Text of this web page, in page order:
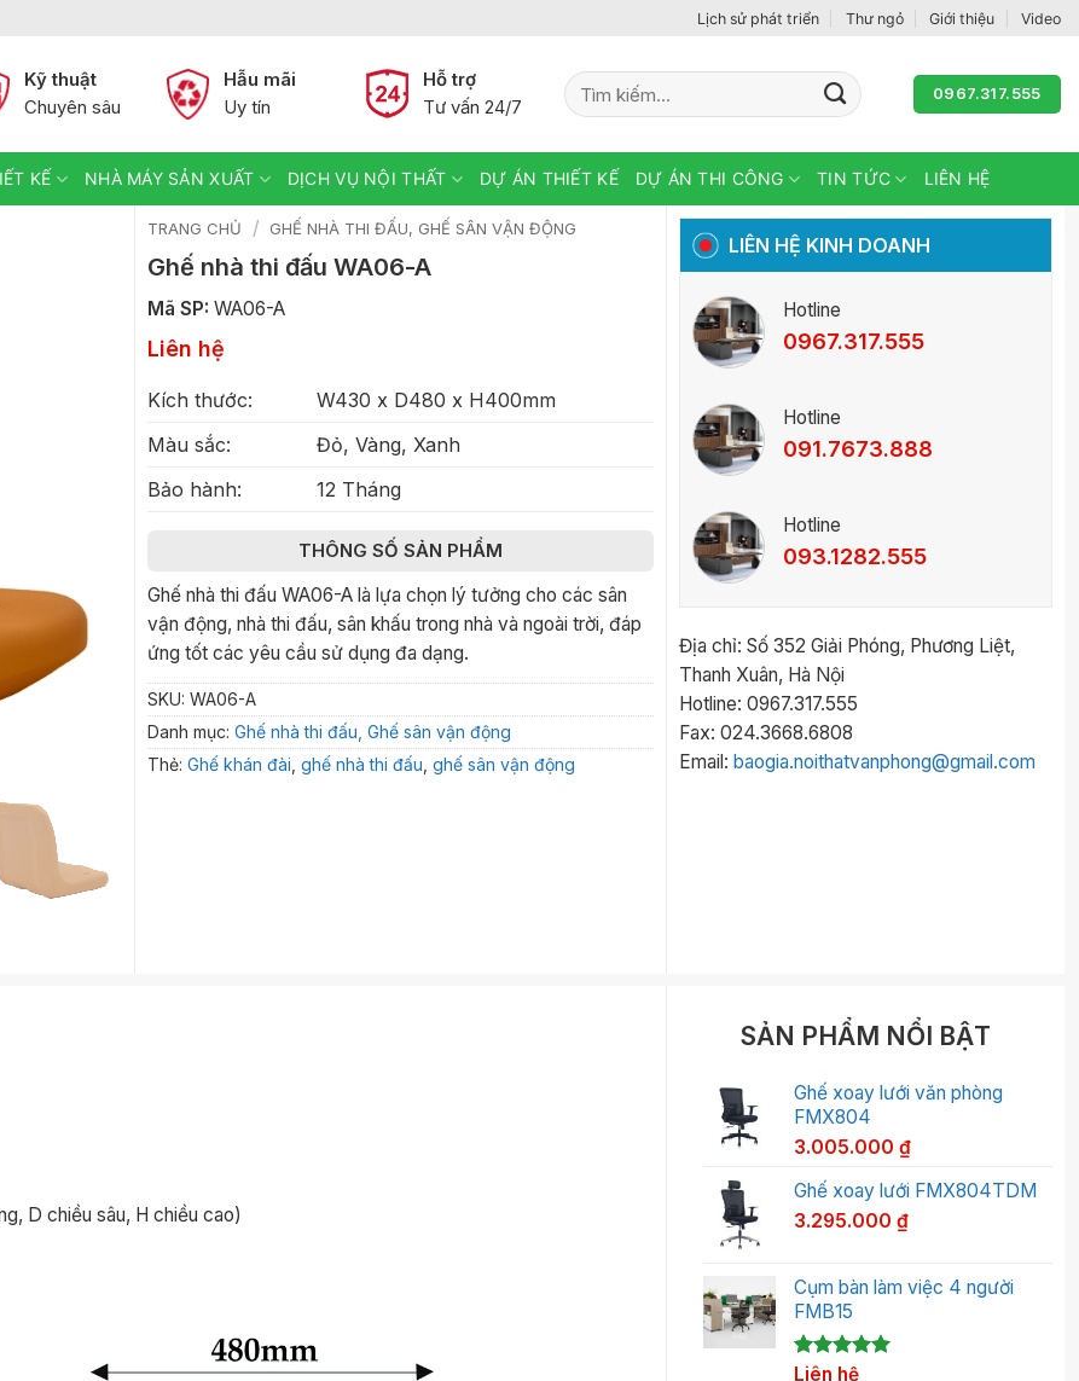
Lịch sử phát triển Thư ngỏ Giới thiệu Video
Kỹ thuật
Chuyên sâu
Hẫu mãi
Uy tín
Hỗ trợ
Tư vấn 24/7
Tìm
kiếm:
0967.317.555
KẾ NHÀ MÁY SẢN XUẤT DỊCH VỤ NỘI THẤT DỰ ÁN THIẾT KẾ DỰ ÁN THI CÔNG TIN TỨC LIÊN HỆ
TRANG CHỦ / GHẾ NHÀ THI ĐẤU, GHẾ SÂN VẬN ĐỘNG
Ghế nhà thi đấu WA06-A
Mã SP: WA06-A
Liên hệ
Kích thước:
W430 x D480 x H400mm
Màu sắc:
Đỏ, Vàng, Xanh
Bảo hành:
12 Tháng
THÔNG SỐ SẢN PHẨM
Ghế nhà thi đấu WA06-A là lựa chọn lý tưởng cho các sân
vận động, nhà thi đấu, sân khấu trong nhà và ngoài trời, đáp
ứng tốt các yêu cầu sử dụng đa dạng.
SKU: WA06-A
Danh mục: Ghế nhà thi đấu, Ghế sân vận động
Thẻ: Ghế khán đài ghế nhà thi đấu ghế sân vận động
LIÊN HỆ KINH DOANH
Hotline
0967.317.555
Hotline
091.7673.888
Hotline
093.1282.555
Địa chỉ: Số 352 Giải Phóng, Phương Liệt,
Thanh Xuân, Hà Nội
Hotline: 0967.317.555
Fax: 024.3668.6808
Email: baogia.noithatvanphong@gmail.com
D chiều sâu, H chiều cao)
SẢN PHẨM NỔI BẬT
Ghế xoay lưới văn phòng
FMX804
3.005.000₫
Ghế xoay lưới FMX804TDM
3.295.000₫
Cụm bàn làm việc 4 người
FMB15
5.00trên 5
1Liên hệ